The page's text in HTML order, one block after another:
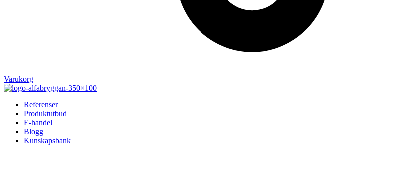
Varukorg
Referenser
Produktutbud
E-handel
Blogg
Kunskapsbank